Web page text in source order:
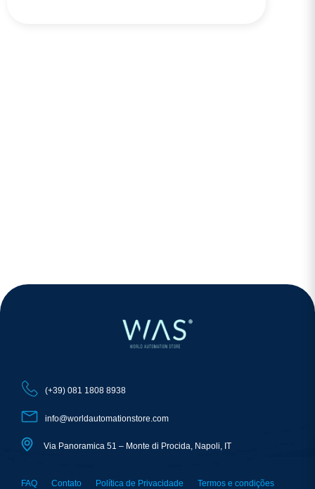
(+39) 081 1808 8938
info@worldautomationstore.com
Via Panoramica 51 – Monte di Procida, Napoli, IT
FAQ Contato Política de Privacidade Termos e condições